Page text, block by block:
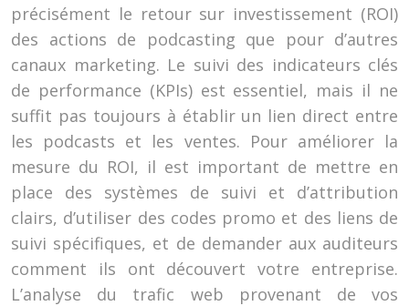
précisément le retour sur investissement (ROI)
des actions de podcasting que pour d’autres
canaux marketing. Le suivi des indicateurs clés
de performance (KPIs) est essentiel, mais il ne
suffit pas toujours à établir un lien direct entre
les podcasts et les ventes. Pour améliorer la
mesure du ROI, il est important de mettre en
place des systèmes de suivi et d’attribution
clairs, d’utiliser des codes promo et des liens de
suivi spécifiques, et de demander aux auditeurs
comment ils ont découvert votre entreprise.
L’analyse du trafic web provenant de vos